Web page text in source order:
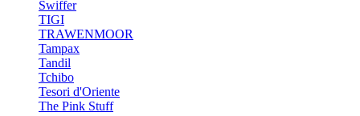
Swiffer
TIGI
TRAWENMOOR
Tampax
Tandil
Tchibo
Tesori d'Oriente
The Pink Stuff